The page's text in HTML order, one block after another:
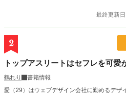
元視点習作です ※表紙は
最終更新
2
トップアスリートはセフレを可愛
鶴れり
書籍情報
愛（29）はウェブデザイン会社に勤めるデザ